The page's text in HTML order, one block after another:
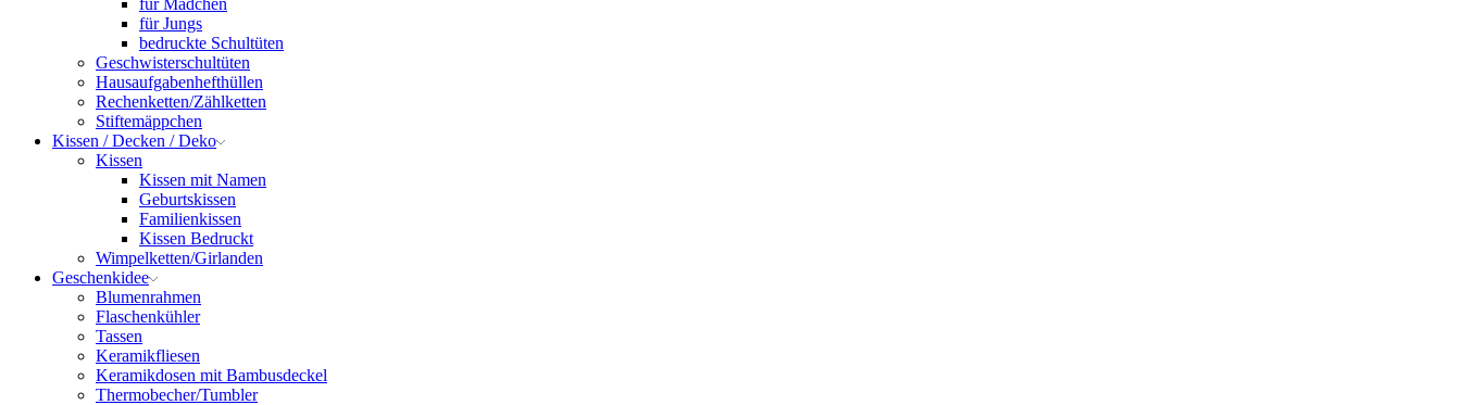
für Mädchen
für Jungs
bedruckte Schultüten
Geschwisterschultüten
Hausaufgabenhefthüllen
Rechenketten/Zählketten
Stiftemäppchen
Kissen / Decken / Deko
Kissen
Kissen mit Namen
Geburtskissen
Familienkissen
Kissen Bedruckt
Wimpelketten/Girlanden
Geschenkidee
Blumenrahmen
Flaschenkühler
Tassen
Keramikfliesen
Keramikdosen mit Bambusdeckel
Thermobecher/Tumbler